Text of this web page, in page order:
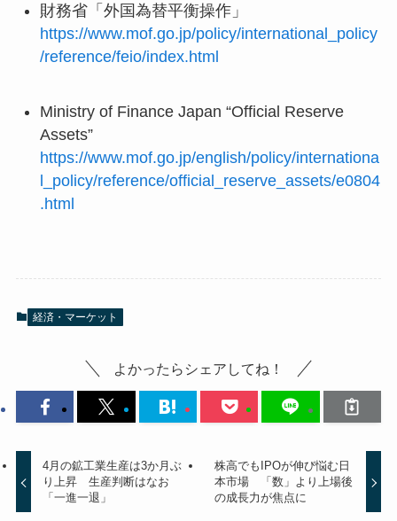
財務省「外国為替平衡操作」
https://www.mof.go.jp/policy/international_policy
/reference/feio/index.html
Ministry of Finance Japan “Official Reserve
Assets”
https://www.mof.go.jp/english/policy/internationa
l_policy/reference/official_reserve_assets/e0804
.html
経済・マーケット
よかったらシェアしてね！
4月の鉱工業生産は3か月ぶ
り上昇 生産判断はなお
「一進一退」
株高でもIPOが伸び悩む日
本市場 「数」より上場後
の成長力が焦点に